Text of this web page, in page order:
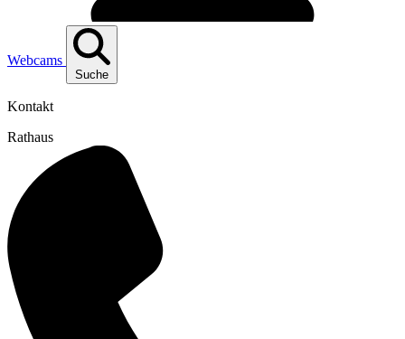
Webcams
Suche
Kontakt
Rathaus